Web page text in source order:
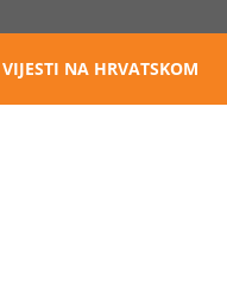
VIJESTI NA HRVATSKOM